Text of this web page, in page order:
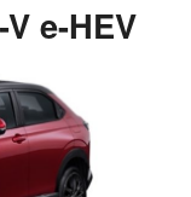
e-HEV